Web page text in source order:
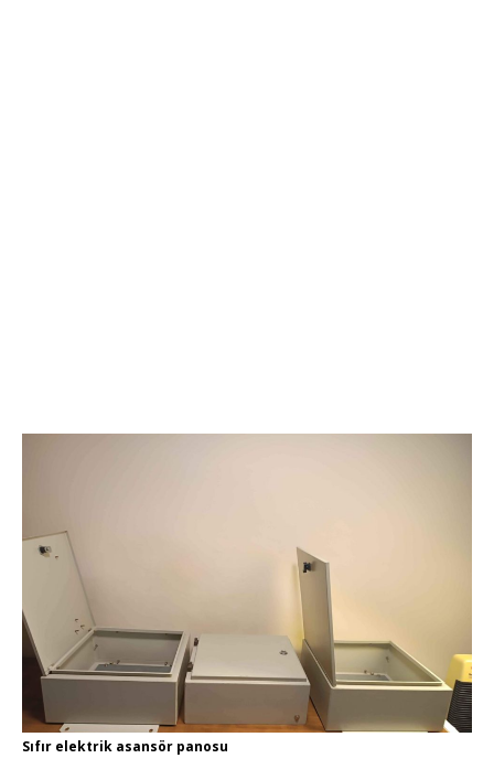
Sıfır elektrik asansör panosu